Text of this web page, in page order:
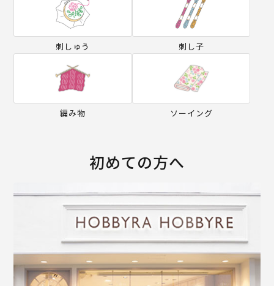
刺しゅう 刺し子
編み物 ソーイング
初めての方へ